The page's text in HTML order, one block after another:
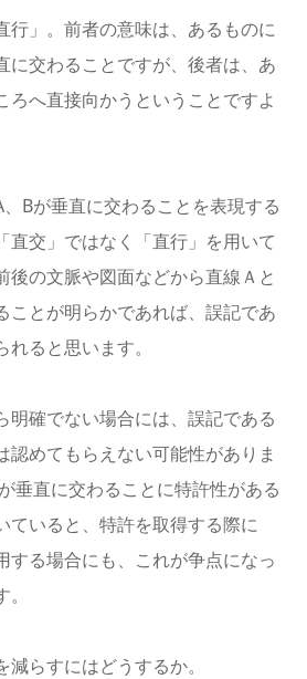
行」。前者の意味は、あるものに
に交わることですが、後者は、あ
ろへ直接向かうということですよ
Bが垂直に交わることを表現する
直交」ではなく「直行」を用いて
後の文脈や図面などから直線Ａと
ことが明らかであれば、誤記であ
ると思います。
明確でない場合には、誤記である
認めてもらえない可能性がありま
垂直に交わることに特許性がある
ていると、特許を取得する際に
する場合にも、これが争点になっ
らすにはどうするか。